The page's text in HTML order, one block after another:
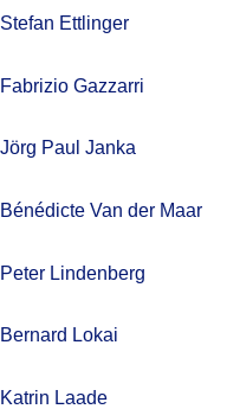
Stefan Ettlinger
Fabrizio Gazzarri
Jörg Paul Janka
Bénédicte Van der Maar
Peter Lindenberg
Bernard Lokai
Katrin Laade